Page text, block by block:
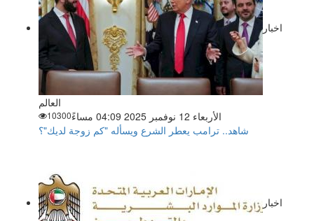
اخبار
العالم
الأربعاء 12 نوفمبر 2025 04:09 مساءً
10300
شاهد.. ترامب يعطر الشرع ويسأله "كم زوجة لديك"؟
اخبار